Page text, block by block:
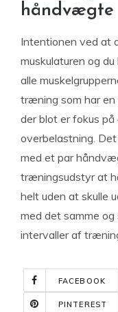
håndvægte
Intentionen ved at
muskulaturen og
alle
træning som har en
der blot er fokus
overbelastning.
med et par
træningsudstyr at
helt uden at skulle
med det samme
intervaller af
FACEBOOK
PINTEREST